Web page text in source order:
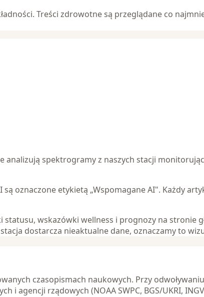
Treści zdrowotne są przeglądane co
analizują spektrogramy z naszych stacji
oznaczone etykietą „Wspomagane AI". Każdy
wskazówki wellness i prognozy na stronie
dostarcza nieaktualne dane, oznaczamy to
czasopismach naukowych. Przy
i agencji rządowych (NOAA SWPC, BGS/UKRI,